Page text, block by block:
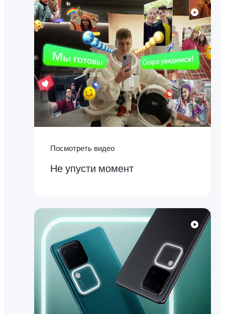
Посмотреть видео
Не упусти момент